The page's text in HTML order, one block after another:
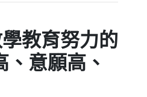
教育努力的
、意願高、